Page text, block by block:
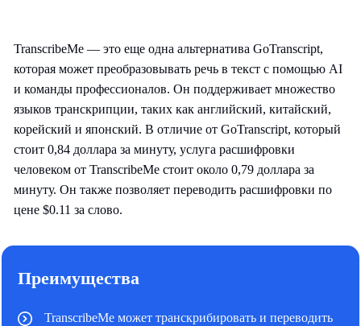
TranscribeMe — это еще одна альтернатива GoTranscript,
которая может преобразовывать речь в текст с помощью AI
и команды профессионалов. Он поддерживает множество
языков транскрипции, таких как английский, китайский,
корейский и японский. В отличие от GoTranscript, который
стоит 0,84 доллара за минуту, услуга расшифровки
человеком от TranscribeMe стоит около 0,79 доллара за
минуту. Он также позволяет переводить расшифровки по
цене $0.11 за слово.
Преимущества
TranscribeMe может транскрибировать и переводить